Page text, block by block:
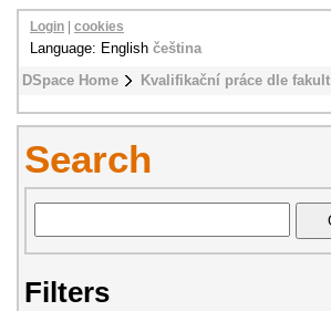
DSpace Home Kvalifikační práce dle fakult
Login cookies
Language: English čeština
Search
Filters